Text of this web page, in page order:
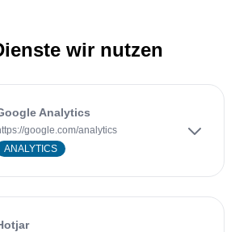
wir nutzen
Analytics
google.com/analytics
ANALYTICS